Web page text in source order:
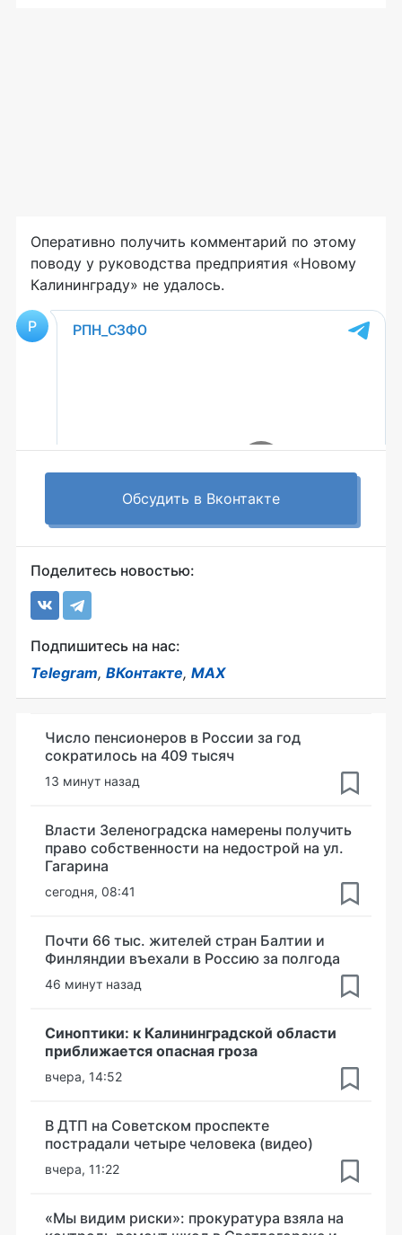
Оперативно получить комментарий по этому
поводу у руководства предприятия «Новому
Калининграду» не удалось.
Обсудить в Вконтакте
Поделитесь новостью:
Подпишитесь на нас:
Telegram, ВКонтакте, MAX
Число пенсионеров в России за год
сократилось на 409 тысяч
13 минут назад
Власти Зеленоградска намерены получить
право собственности на недострой на ул.
Гагарина
сегодня, 08:41
Почти 66 тыс. жителей стран Балтии и
Финляндии въехали в Россию за полгода
46 минут назад
Синоптики: к Калининградской области
приближается опасная гроза
вчера, 14:52
В ДТП на Советском проспекте
пострадали четыре человека (видео)
вчера, 11:22
«Мы видим риски»: прокуратура взяла на